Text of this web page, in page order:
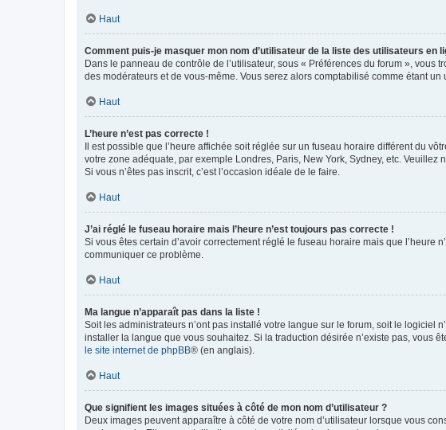
Haut
Comment puis-je masquer mon nom d’utilisateur de la liste des utilisateurs en
Dans le panneau de contrôle de l’utilisateur, sous « Préférences du forum », vous
des modérateurs et de vous-même. Vous serez alors comptabilisé comme étant un
Haut
L’heure n’est pas correcte !
Il est possible que l’heure affichée soit réglée sur un fuseau horaire différent du
votre zone adéquate, par exemple Londres, Paris, New York, Sydney, etc.
Si vous n’êtes pas inscrit, c’est l’occasion idéale de le faire.
Haut
J’ai réglé le fuseau horaire mais l’heure n’est toujours pas correcte !
Si vous êtes certain d’avoir correctement réglé le fuseau horaire mais que
communiquer ce problème.
Haut
Ma langue n’apparaît pas dans la liste !
Soit les administrateurs n’ont pas installé votre langue sur le forum, soit le logiciel
installer la langue que vous souhaitez. Si la traduction désirée n’existe pas, vous
le site internet de phpBB® (en anglais).
Haut
Que signifient les images situées à côté de mon nom d’utilisateur ?
Deux images peuvent apparaître à côté de votre nom d’utilisateur lorsque vous